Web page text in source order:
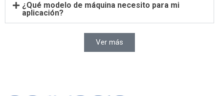
¿Qué modelo de máquina necesito para mi
aplicación?
Ver más